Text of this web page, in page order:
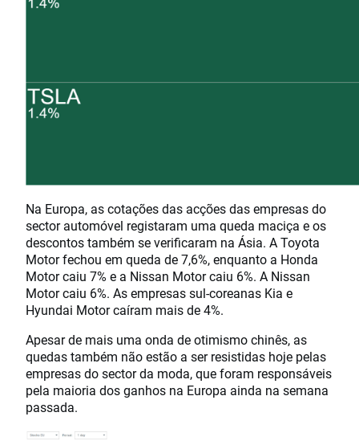
Na Europa, as cotações das acções das empresas do
sector automóvel registaram uma queda maciça e os
descontos também se verificaram na Ásia. A Toyota
Motor fechou em queda de 7,6%, enquanto a Honda
Motor caiu 7% e a Nissan Motor caiu 6%. A Nissan
Motor caiu 6%. As empresas sul-coreanas Kia e
Hyundai Motor caíram mais de 4%.
Apesar de mais uma onda de otimismo chinês, as
quedas também não estão a ser resistidas hoje pelas
empresas do sector da moda, que foram responsáveis
pela maioria dos ganhos na Europa ainda na semana
passada.